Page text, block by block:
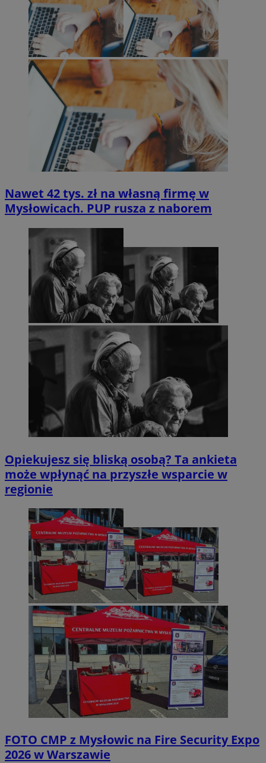
Nawet 42 tys. zł na własną firmę w
Mysłowicach. PUP rusza z naborem
Opiekujesz się bliską osobą? Ta ankieta
może wpłynąć na przyszłe wsparcie w
regionie
FOTO CMP z Mysłowic na Fire Security Expo
2026 w Warszawie